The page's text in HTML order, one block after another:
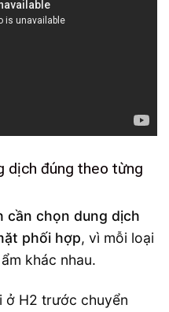
dịch đúng theo từng
cần chọn dung dịch
phối hợp, vì mỗi loại
khác nhau.
ở H2 trước chuyển